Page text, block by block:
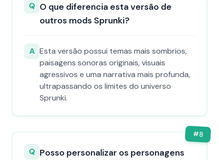
Q O que diferencia esta versão de
outros mods Sprunki?
A Esta versão possui temas mais sombrios,
paisagens sonoras originais, visuais
agressivos e uma narrativa mais profunda,
ultrapassando os limites do universo
Sprunki.
#8
Q Posso personalizar os personagens